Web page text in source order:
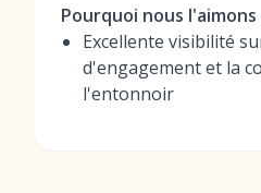
Pourquoi nous l'aimons
Excellente visibilité
d'engagement et la
l'entonnoir